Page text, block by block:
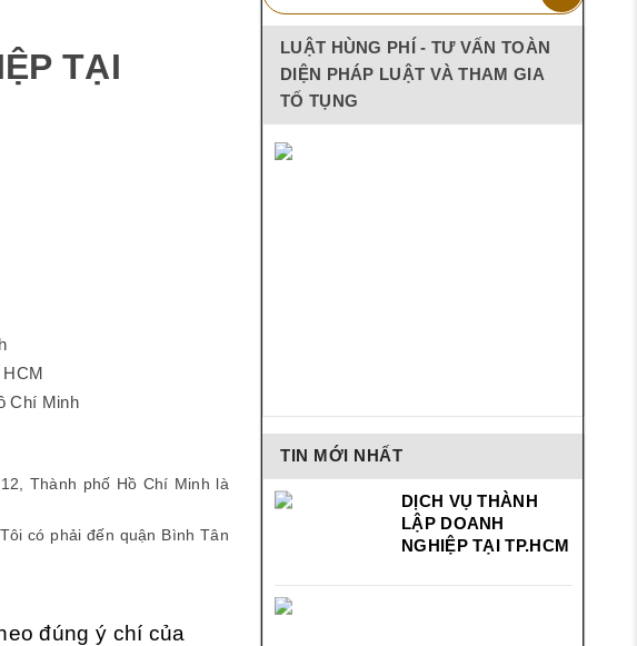
TẠI
Chí Minh
Thành phố Hồ Chí Minh là
có phải đến quận Bình Tân
đúng ý chí của
LUẬT HÙNG PHÍ - TƯ VẤN TOÀN
DIỆN PHÁP LUẬT VÀ THAM GIA
TỐ TỤNG
TIN MỚI NHẤT
DỊCH VỤ THÀNH
LẬP DOANH
NGHIỆP TẠI TP.HCM